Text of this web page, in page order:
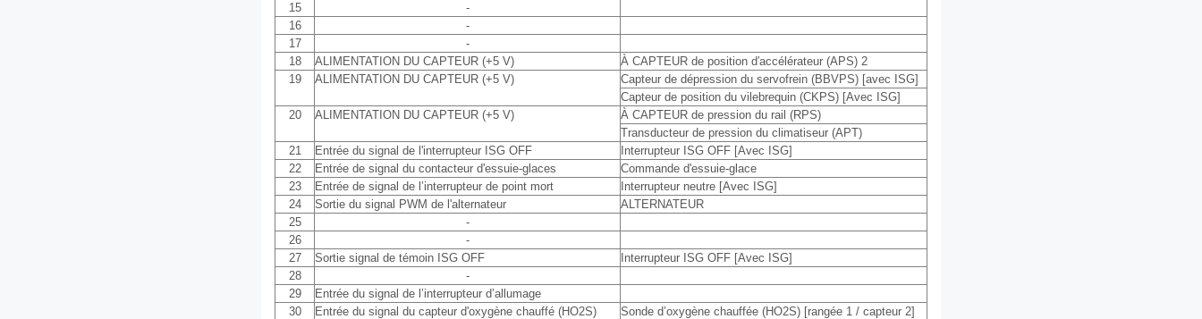
15
-
16
-
17
-
18
ALIMENTATION DU CAPTEUR (+5 V)
À CAPTEUR de position d′accélérateur (APS) 2
19
ALIMENTATION DU CAPTEUR (+5 V)
Capteur de dépression du servofrein (BBVPS) [avec ISG]
Capteur de position du vilebrequin (CKPS) [Avec ISG]
20
ALIMENTATION DU CAPTEUR (+5 V)
À CAPTEUR de pression du rail (RPS)
Transducteur de pression du climatiseur (APT)
21
Entrée du signal de l'interrupteur ISG OFF
Interrupteur ISG OFF [Avec ISG]
22
Entrée de signal du contacteur d'essuie-glaces
Commande d'essuie-glace
23
Entrée de signal de l’interrupteur de point mort
Interrupteur neutre [Avec ISG]
24
Sortie du signal PWM de l'alternateur
ALTERNATEUR
25
-
26
-
27
Sortie signal de témoin ISG OFF
Interrupteur ISG OFF [Avec ISG]
28
-
29
Entrée du signal de l’interrupteur d’allumage
30
Entrée du signal du capteur d'oxygène chauffé (HO2S)
Sonde d’oxygène chauffée (HO2S) [rangée 1 / capteur 2]